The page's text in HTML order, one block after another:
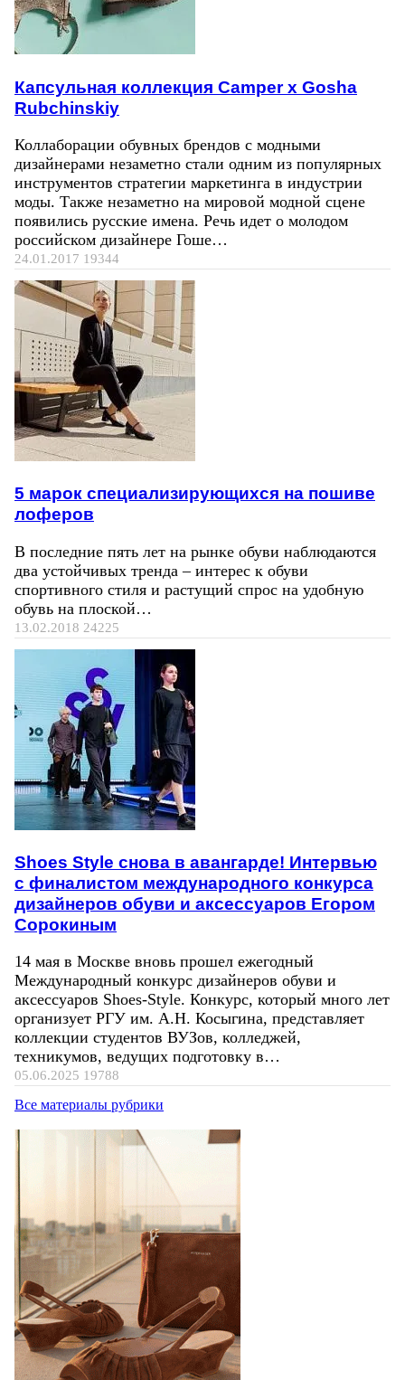
Капсульная коллекция Camper х Gosha
Rubchinskiy
Коллаборации обувных брендов с модными
дизайнерами незаметно стали одним из популярных
инструментов стратегии маркетинга в индустрии
моды. Также незаметно на мировой модной сцене
появились русские имена. Речь идет о молодом
российском дизайнере Гоше…
24.01.2017 19344
5 марок специализирующихся на пошиве
лоферов
В последние пять лет на рынке обуви наблюдаются
два устойчивых тренда – интерес к обуви
спортивного стиля и растущий спрос на удобную
обувь на плоской…
13.02.2018 24225
Shoes Style снова в авангарде! Интервью
с финалистом международного конкурса
дизайнеров обуви и аксессуаров Егором
Сорокиным
14 мая в Москве вновь прошел ежегодный
Международный конкурс дизайнеров обуви и
аксессуаров Shoes-Style. Конкурс, который много лет
организует РГУ им. А.Н. Косыгина, представляет
коллекции студентов ВУЗов, колледжей,
техникумов, ведущих подготовку в…
05.06.2025 19788
Все материалы рубрики